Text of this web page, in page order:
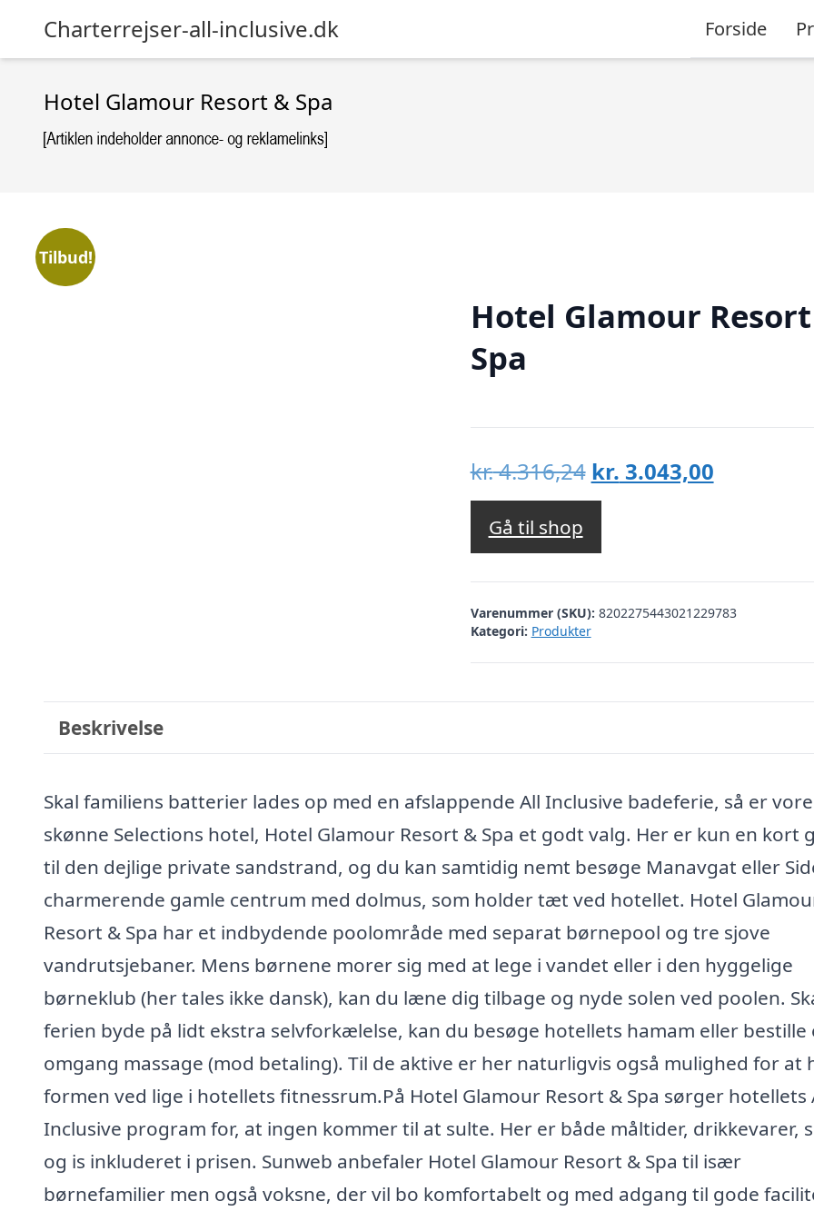
Charterrejser-all-inclusive.dk Forside
Hotel Glamour Resort & Spa
Tilbud!
Hotel Glamour
Spa
kr.4.316,24 Den
oprindelige
var:
kr. 4.316,24.
kr. 3.043,00Den
kr.
Gå til shop
Varenummer (SKU): 8202275443021229783
Kategori: Produkter
Beskrivelse
Skal familiens batterier lades op med en afslappende All Inclusive badeferie, så er
skønne Selections hotel, Hotel Glamour Resort & Spa et godt valg. Her er kun en kort
til den dejlige private sandstrand, og du kan samtidig nemt besøge Manavgat eller
charmerende gamle centrum med dolmus, som holder tæt ved hotellet. Hotel
Resort & Spa har et indbydende poolområde med separat børnepool og tre sjove
vandrutsjebaner. Mens børnene morer sig med at lege i vandet eller i den hyggelige
børneklub (her tales ikke dansk), kan du læne dig tilbage og nyde solen ved poolen.
ferien byde på lidt ekstra selvforkælelse, kan du besøge hotellets hamam eller bestille
omgang massage (mod betaling). Til de aktive er her naturligvis også mulighed for at
formen ved lige i hotellets fitnessrum.På Hotel Glamour Resort & Spa sørger hotellets
Inclusive program for, at ingen kommer til at sulte. Her er både måltider, drikkevarer,
og is inkluderet i prisen. Sunweb anbefaler Hotel Glamour Resort & Spa til især
børnefamilier men også voksne, der vil bo komfortabelt og med adgang til gode